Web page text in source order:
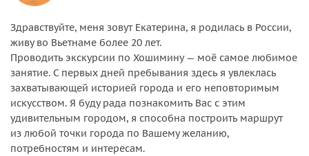
Здравствуйте, меня зовут Екатерина, я родилась в Роcсии,
живу во Вьетнаме более 20 лет.
Проводить экскурсии по Хошимину — моё самое любимое
занятие. С первых дней пребывания здесь я увлеклась
захватывающей историей города и его неповторимым
искусством. Я буду рада познакомить Вас с этим
удивительным городом, я способна построить маршрут
из любой точки города по Вашему желанию,
потребностям и интересам.